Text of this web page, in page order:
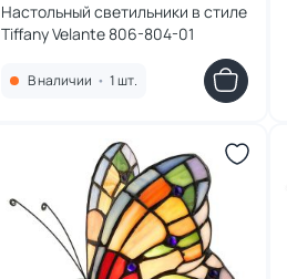
Настольный светильники в стиле
Tiffany Velante 806-804-01
В наличии • 1 шт.